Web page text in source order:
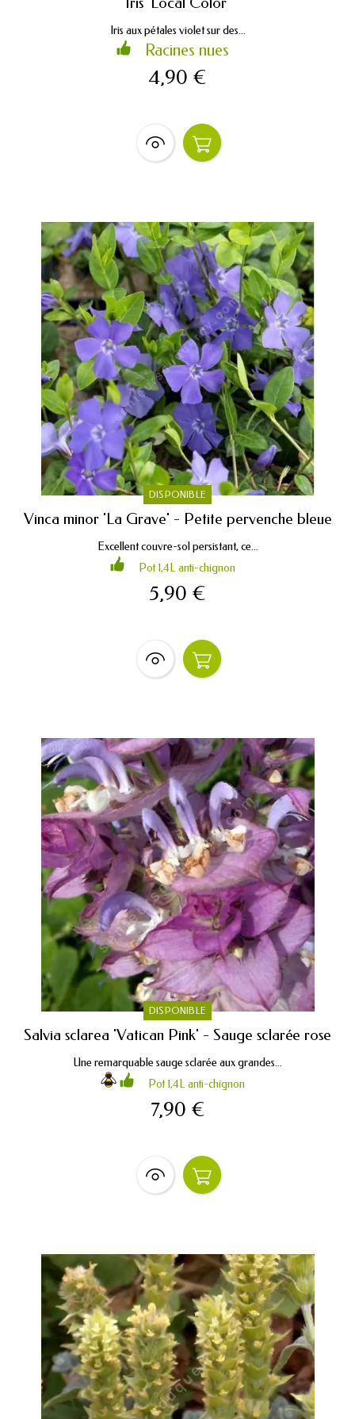
Iris aux pétales violet sur des...
Racines nues
4,90 €
DISPONIBLE
Vinca minor 'La Grave' - Petite pervenche bleue
Excellent couvre-sol persistant, ce...
Pot 1,4L anti-chignon
5,90 €
DISPONIBLE
Salvia sclarea 'Vatican Pink' - Sauge sclarée rose
Une remarquable sauge sclarée aux grandes...
Pot 1,4L anti-chignon
7,90 €